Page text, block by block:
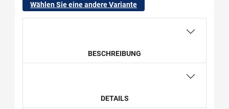
Wählen Sie eine andere Variante
BESCHREIBUNG
DETAILS